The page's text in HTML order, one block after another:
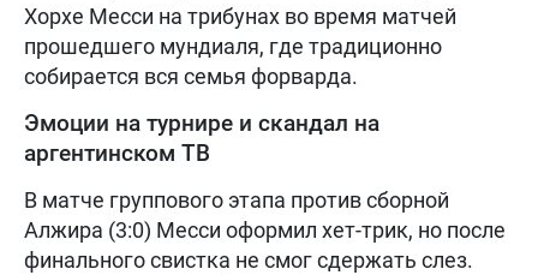
Хорхе Месси на трибунах во время матчей
прошедшего мундиаля, где традиционно
собирается вся семья форварда.
Эмоции на турнире и скандал на
аргентинском ТВ
В матче группового этапа против сборной
Алжира (3:0) Месси оформил хет-трик, но после
финального свистка не смог сдержать слез.